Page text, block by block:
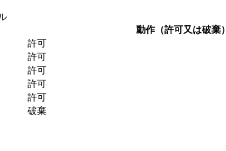
動作（許可又は破棄）
許可
許可
許可
許可
許可
破棄